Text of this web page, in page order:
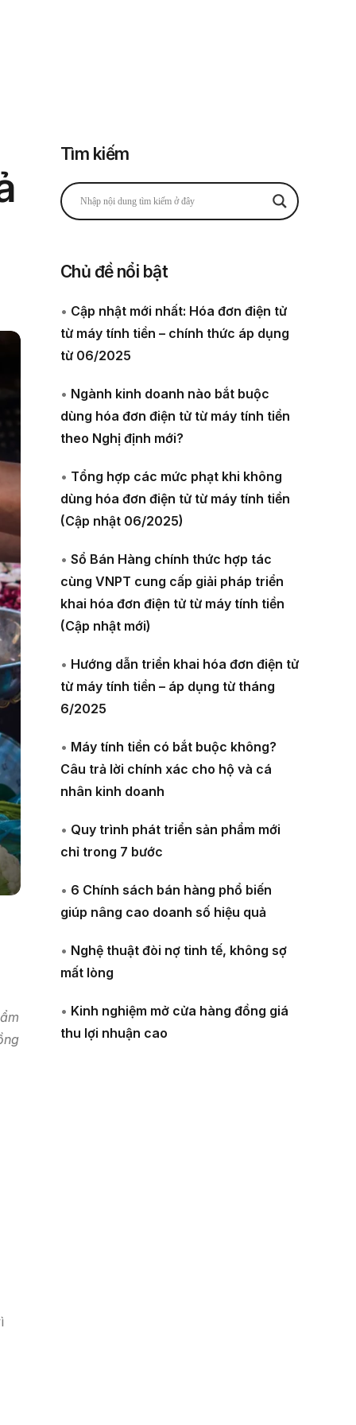
Tìm kiếm
Chủ đề nổi bật
• Cập nhật mới nhất: Hóa đơn điện tử
từ máy tính tiền – chính thức áp dụng
từ 06/2025
• Ngành kinh doanh nào bắt buộc
dùng hóa đơn điện tử từ máy tính tiền
theo Nghị định mới?
• Tổng hợp các mức phạt khi không
dùng hóa đơn điện tử từ máy tính tiền
(Cập nhật 06/2025)
• Sổ Bán Hàng chính thức hợp tác
cùng VNPT cung cấp giải pháp triển
khai hóa đơn điện tử từ máy tính tiền
(Cập nhật mới)
• Hướng dẫn triển khai hóa đơn điện tử
từ máy tính tiền – áp dụng từ tháng
6/2025
• Máy tính tiền có bắt buộc không?
Câu trả lời chính xác cho hộ và cá
nhân kinh doanh
• Quy trình phát triển sản phẩm mới
chỉ trong 7 bước
• 6 Chính sách bán hàng phổ biến
giúp nâng cao doanh số hiệu quả
• Nghệ thuật đòi nợ tinh tế, không sợ
mất lòng
• Kinh nghiệm mở cửa hàng đồng giá
thu lợi nhuận cao